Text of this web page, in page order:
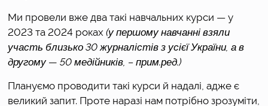
Ми провели вже два такі навчальних курси — у
2023 та 2024 роках (у першому навчанні взяли
участь близько 30 журналістів з усієї України, а в
другому — 50 медійників, – прим.ред.)
Плануємо проводити такі курси й надалі, адже є
великий запит. Проте наразі нам потрібно зрозуміти,